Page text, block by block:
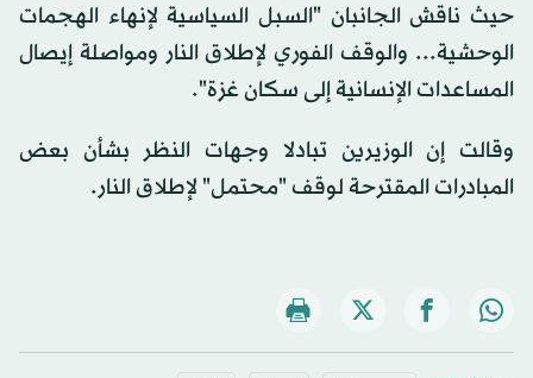
حيث ناقش الجانبان "السبل السياسية لإنهاء الهجمات
الوحشية... والوقف الفوري لإطلاق النار ومواصلة إيصال
المساعدات الإنسانية إلى سكان غزة".
وقالت إن الوزيرين تبادلا وجهات النظر بشأن بعض
المبادرات المقترحة لوقف "محتمل" لإطلاق النار.